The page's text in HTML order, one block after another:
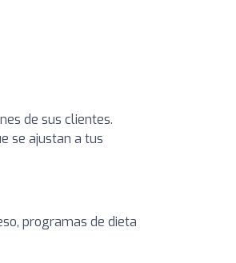
de sus clientes.
se ajustan a tus
programas de dieta